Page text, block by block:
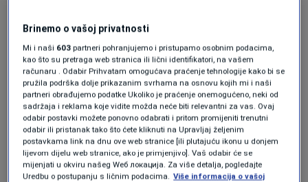
časopisu Sciencei privlači pažnju istraživača
jer se gas pojavljuje u velikoj zapremini, sa
približnim sastavom od 84% vodonika, pored
metana i azota u manjim omjerima.
Komercijalna
eksploatacija
Brinemo o vašoj privatnosti
Mi i naši 603 partneri pohranjujemo i pristupamo osobnim podacima,
kao što su pretraga web stranica ili lični identifikatori, na vašem
računaru . Odabir Prihvatam omogućava praćenje tehnologije kako bi se
pružila podrška dolje prikazanim svrhama na osnovu kojih mi i naši
partneri obrađujemo podatke Ukoliko je praćenje onemogućeno, neki od
sadržaja i reklama koje vidite možda neće biti relevantni za vas. Ovaj
odabir postavki možete ponovno odabrati i pritom promijeniti trenutni
odabir ili pristanak tako što ćete kliknuti na Upravljaj željenim
postavkama link na dnu ove web stranice [ili plutajuću ikonu u donjem
lijevom dijelu web stranice, ako je primjenjivo]. Vaš odabir će se
mijenjati u okviru našeg Wеб локација. Za više detalja, pogledajte
Uredbu o postupanju s ličnim podacima. Više informacija o vašoj